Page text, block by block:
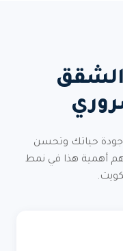
الشقق
حياتك وتحسن
أهمية هذا في نمط